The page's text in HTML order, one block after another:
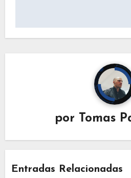
por Tomas
Entradas Relacionadas